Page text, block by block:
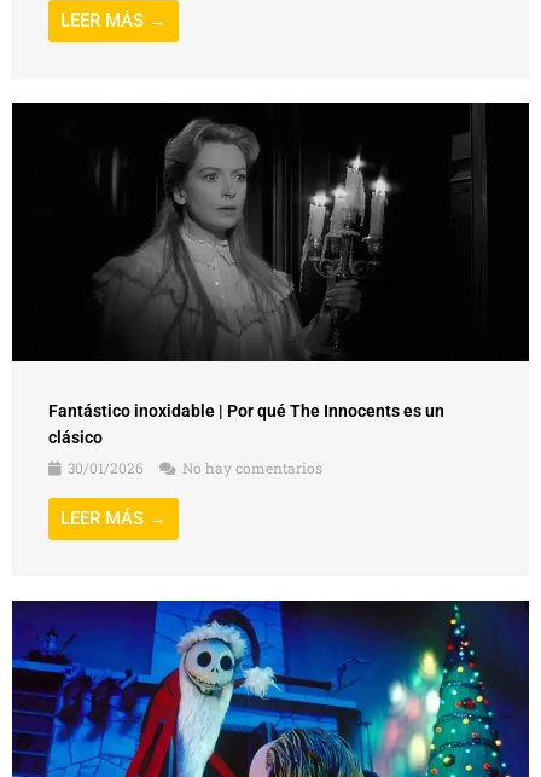
LEER MÁS →
Fantástico inoxidable | Por qué The Innocents es un
clásico
30/01/2026
No hay comentarios
LEER MÁS →